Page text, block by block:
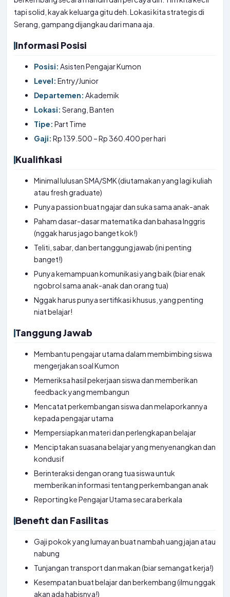
tapi solid, kayak keluarga gitu deh. Lokasi kita strategis di
Serang, gampang dijangkau dari mana aja.
Informasi Posisi
Posisi: Asisten Pengajar Kumon
Level: Entry/Junior
Departemen: Akademik
Lokasi: Serang, Banten
Tipe: Part Time
Gaji: Rp 139.500 – Rp 360.400 per hari
Kualifikasi
Minimal lulusan SMA/SMK (diutamakan yang lagi kuliah
atau fresh graduate)
Punya passion buat ngajar dan suka sama anak-anak
Paham dasar-dasar matematika dan bahasa Inggris
(nggak harus jago banget kok!)
Teliti, sabar, dan bertanggung jawab (ini penting
banget!)
Punya kemampuan komunikasi yang baik (biar enak
ngobrol sama anak-anak dan orang tua)
Nggak harus punya sertifikasi khusus, yang penting
niat belajar!
Tanggung Jawab
Membantu pengajar utama dalam membimbing siswa
mengerjakan soal Kumon
Memeriksa hasil pekerjaan siswa dan memberikan
feedback yang membangun
Mencatat perkembangan siswa dan melaporkannya
kepada pengajar utama
Mempersiapkan materi dan perlengkapan belajar
Menciptakan suasana belajar yang menyenangkan dan
kondusif
Berinteraksi dengan orang tua siswa untuk
memberikan informasi tentang perkembangan anak
Reporting ke Pengajar Utama secara berkala
Benefit dan Fasilitas
Gaji pokok yang lumayan buat nambah uang jajan atau
nabung
Tunjangan transport dan makan (biar semangat kerja!)
Kesempatan buat belajar dan berkembang (ilmu nggak
akan ada habisnya!)